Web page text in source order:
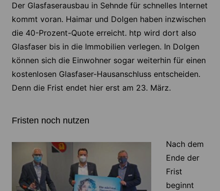
Der Glasfaserausbau in Sehnde für schnelles Internet
kommt voran. Haimar und Dolgen haben inzwischen
die 40-Prozent-Quote erreicht. htp wird dort also
Glasfaser bis in die Immobilien verlegen. In Dolgen
können sich die Einwohner sogar weiterhin für einen
kostenlosen Glasfaser-Hausanschluss entscheiden.
Denn die Frist endet hier erst am 23. März.
Fristen noch nutzen
Nach dem
Ende der
Frist
beginnt